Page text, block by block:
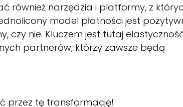
również narzędzia i platformy, z
model płatności jest
czy nie. Kluczem jest tutaj
partnerów, którzy zawsze będą
przez tę transformację!